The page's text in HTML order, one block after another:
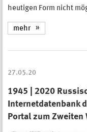
heutigen Form nicht
mehr
27.05.20
1945 | 2020
Internetdatenbank
Portal zum Zweiten